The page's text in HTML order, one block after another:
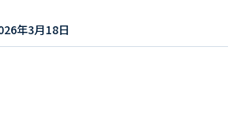
年3月18日